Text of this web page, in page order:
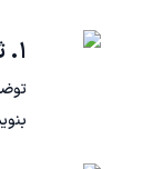
۱. ثبت پروژه